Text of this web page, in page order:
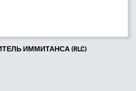
ИММИТАНСА (RLC)